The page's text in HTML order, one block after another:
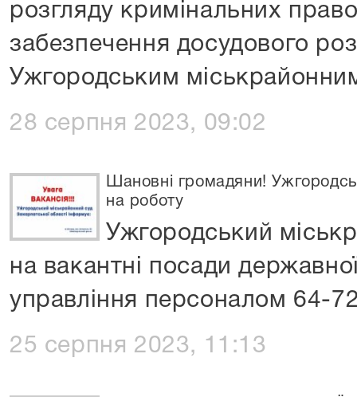
розгляду кримінальних
забезпечення досудового
Ужгородським
28 серпня 2023, 09:02
Шановні громадяни!
на роботу
Ужгородський
на вакантні посади
управління персоналом 64-
25 серпня 2023, 11:13